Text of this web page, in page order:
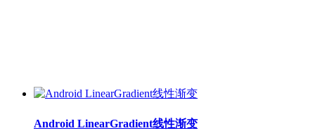
Android LinearGradient线性渐变